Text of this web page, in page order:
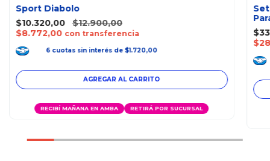
Sport Diabolo
$10.320,00
$12.900,00
$8.772,00 con transferencia
6 cuotas sin interés de $1.720,00
RECIBÍ MAÑANA EN AMBA RETIRÁ POR SUCURSAL